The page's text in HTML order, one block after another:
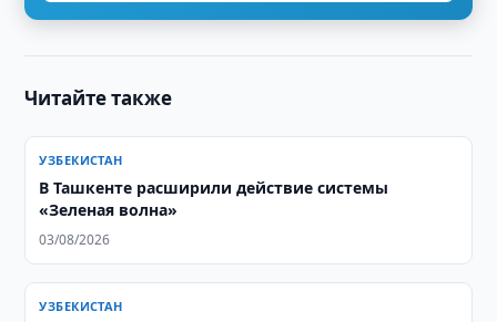
Читайте также
УЗБЕКИСТАН
В Ташкенте расширили действие системы
«Зеленая волна»
03/08/2026
УЗБЕКИСТАН